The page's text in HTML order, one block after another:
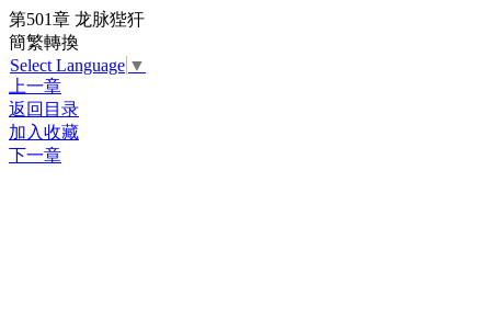
第501章 龙脉狴犴
簡繁轉換
Select Language ▼
上一章
返回目录
加入收藏
下一章